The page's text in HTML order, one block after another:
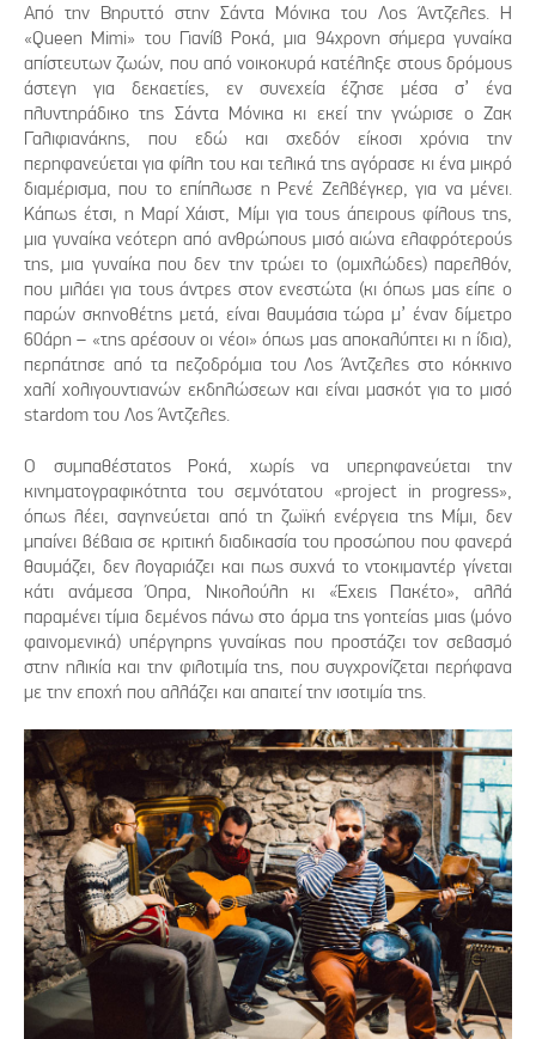
Από την Βηρυττό στην Σάντα Μόνικα του Λος Άντζελες. Η
«Queen Mimi» του Γιανίβ Ροκά, μια 94χρονη σήμερα γυναίκα
απίστευτων ζωών, που από νοικοκυρά κατέληξε στους δρόμους
άστεγη για δεκαετίες, εν συνεχεία έζησε μέσα σ’ ένα
πλυντηράδικο της Σάντα Μόνικα κι εκεί την γνώρισε ο Ζακ
Γαλιφιανάκης, που εδώ και σχεδόν είκοσι χρόνια την
περηφανεύεται για φίλη του και τελικά της αγόρασε κι ένα μικρό
διαμέρισμα, που το επίπλωσε η Ρενέ Ζελβέγκερ, για να μένει.
Κάπως έτσι, η Μαρί Χάιστ, Μίμι για τους άπειρους φίλους της,
μια γυναίκα νεότερη από ανθρώπους μισό αιώνα ελαφρότερούς
της, μια γυναίκα που δεν την τρώει το (ομιχλώδες) παρελθόν,
που μιλάει για τους άντρες στον ενεστώτα (κι όπως μας είπε ο
παρών σκηνοθέτης μετά, είναι θαυμάσια τώρα μ’ έναν δίμετρο
60άρη – «της αρέσουν οι νέοι» όπως μας αποκαλύπτει κι η ίδια),
περπάτησε από τα πεζοδρόμια του Λος Άντζελες στο κόκκινο
χαλί χολιγουντιανών εκδηλώσεων και είναι μασκότ για το μισό
stardom του Λος Άντζελες.
Ο συμπαθέστατος Ροκά, χωρίς να υπερηφανεύεται την
κινηματογραφικότητα του σεμνότατου «project in progress»,
όπως λέει, σαγηνεύεται από τη ζωϊκή ενέργεια της Μίμι, δεν
μπαίνει βέβαια σε κριτική διαδικασία του προσώπου που φανερά
θαυμάζει, δεν λογαριάζει και πως συχνά το ντοκιμαντέρ γίνεται
κάτι ανάμεσα Όπρα, Νικολούλη κι «Έχεις Πακέτο», αλλά
παραμένει τίμια δεμένος πάνω στο άρμα της γοητείας μιας (μόνο
φαινομενικά) υπέργηρης γυναίκας που προστάζει τον σεβασμό
στην ηλικία και την φιλοτιμία της, που συγχρονίζεται περήφανα
με την εποχή που αλλάζει και απαιτεί την ισοτιμία της.